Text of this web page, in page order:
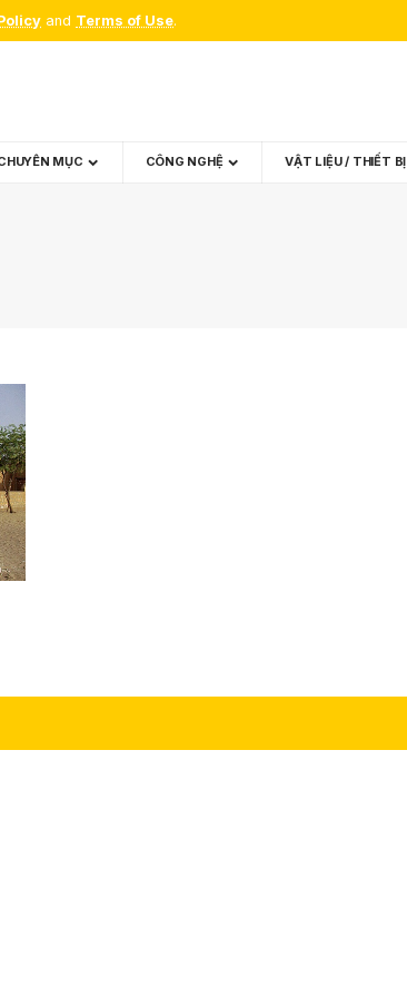
and Terms of Use.
MỤC CÔNG NGHỆ VẬT LIỆU / THIẾT BỊ